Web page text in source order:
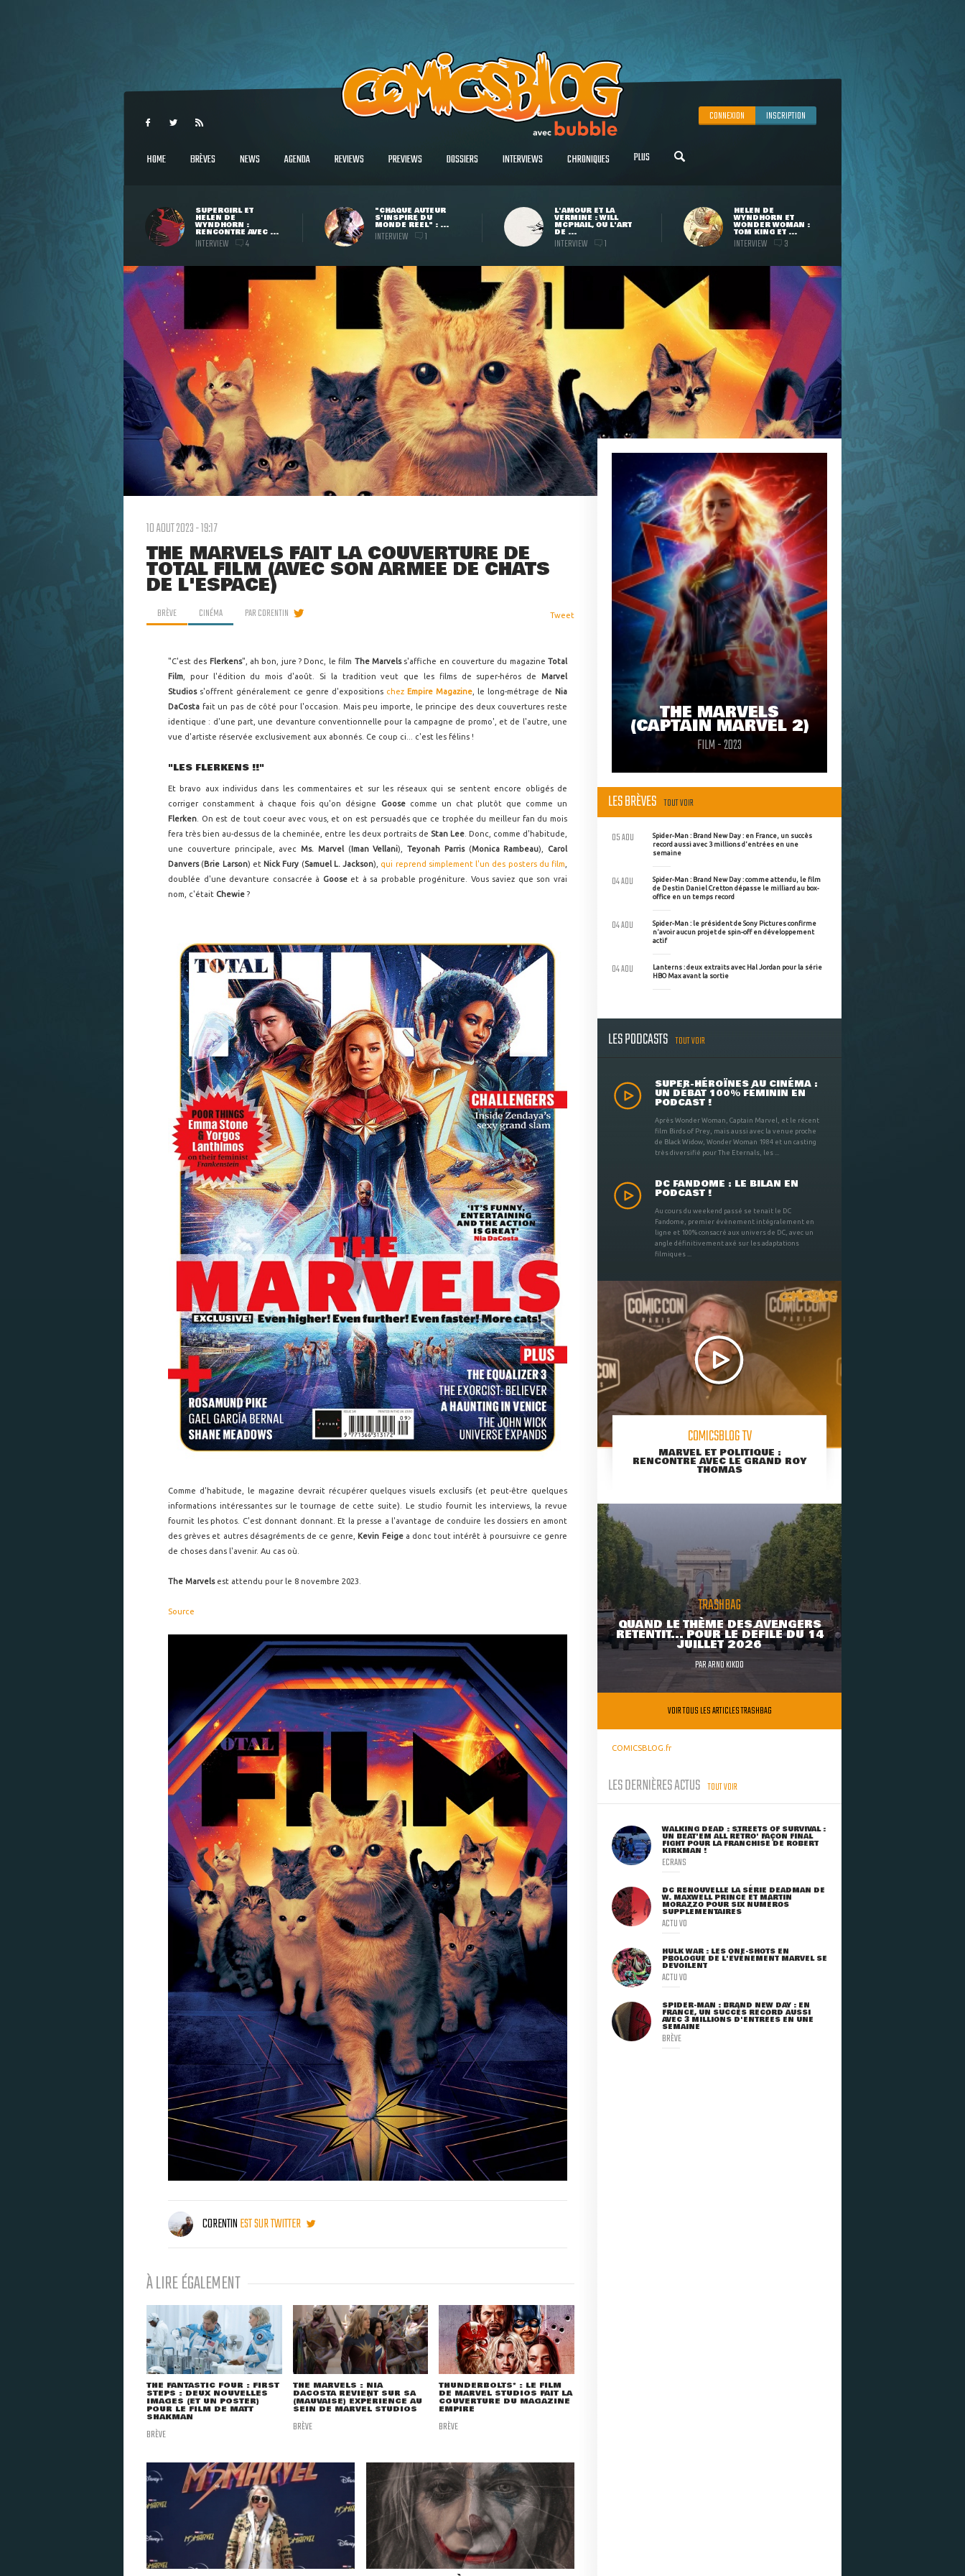
CONNEXION INSCRIPTION
HOME BRÈVES NEWS AGENDA REVIEWS PREVIEWS DOSSIERS INTERVIEWS CHRONIQUES PLUS
SUPERGIRL ET
HELEN DE
WYNDHORN :
RENCONTRE AVEC ...
INTERVIEW 4
"CHAQUE AUTEUR
S'INSPIRE DU
MONDE RÉEL" : ...
INTERVIEW 1
L'AMOUR ET LA
VERMINE : WILL
MCPHAIL, OU L'ART
DE ...
INTERVIEW 1
HELEN DE
WYNDHORN ET
WONDER WOMAN :
TOM KING ET ...
INTERVIEW 3
10 AOUT 2023 - 19:17
THE MARVELS FAIT LA COUVERTURE DE
TOTAL FILM (AVEC SON ARMÉE DE CHATS
DE L'ESPACE)
BRÈVE CINÉMA PARCORENTIN Tweet
"C'est des Flerkens", ah bon, jure ? Donc, le film The Marvelss'affiche en couverture du magazineTotal
Film , pour l'édition du mois d'août. Si la tradition veut que les films de super-héros de Marvel
Studioss'offrent généralement ce genre d'expositions chez Empire Magazine , le long-métrage de Nia
DaCosta fait un pas de côté pour l'occasion. Mais peu importe, le principe des deux couvertures reste
identique : d'une part, une devanture conventionnelle pour la campagne de promo', et de l'autre, une
vue d'artiste réservée exclusivement aux abonnés. Ce coup ci... c'est les félins !
"LES FLERKENS !!"
Et bravo aux individus dans les commentaires et sur les réseaux qui se sentent encore obligés de
corriger constamment à chaque fois qu'on désigne
Goosecomme un chat plutôt que comme un
Flerken . On est de tout coeur avec vous, et on est persuadés que ce trophée du meilleur fan du mois
fera très bien au-dessus de la cheminée, entre les deux portraits de Stan Lee. Donc, comme d'habitude,
une couverture principale, avec Ms. Marvel(Iman Vellani), Teyonah Parris(Monica Rambeau), Carol
Danvers (Brie Larson) et Nick Fury (Samuel L. Jackson), qui reprend simplement l'un des posters du film
doublée d'une devanture consacrée à Gooseet à sa probable progéniture. Vous saviez que son vrai
nom, c'était Chewie ?
Comme d'habitude, le magazine devrait récupérer quelques visuels exclusifs (et peut-être quelques
informations intéressantes sur le tournage de cette suite). Le studio fournit les interviews, la revue
fournit les photos. C'est donnant donnant. Et la presse a l'avantage de conduire les dossiers en amont
des grèves et autres désagréments de ce genre, Kevin Feigea donc tout intérêt à poursuivre ce genre
de choses dans l'avenir. Au cas où.
The Marvelsest attendu pour le 8 novembre 2023.
Source
CORENTINEST SUR TWITTER
À LIRE ÉGALEMENT
THE FANTASTIC FOUR : FIRST
STEPS : DEUX NOUVELLES
IMAGES (ET UN POSTER)
POUR LE FILM DE MATT
SHAKMAN
BRÈVE
THE MARVELS : NIA
DACOSTA REVIENT SUR SA
(MAUVAISE) EXPÉRIENCE AU
SEIN DE MARVEL STUDIOS
BRÈVE
THUNDERBOLTS* : LE FILM
DE MARVEL STUDIOS FAIT LA
COUVERTURE DU MAGAZINE
EMPIRE
BRÈVE
THE MARVELS
(CAPTAIN MARVEL 2)
FILM - 2023
LES BRÈVES TOUT VOIR
Spider-Man : Brand New Day : en France, un succès
record aussi avec 3 millions d'entrées en une
semaine
05 AOU
Spider-Man : Brand New Day : comme attendu, le film
de Destin Daniel Cretton dépasse le milliard au box-
office en un temps record
04 AOU
Spider-Man : le président de Sony Pictures confirme
n'avoir aucun projet de spin-off en développement
actif
04 AOU
Lanterns : deux extraits avec Hal Jordan pour la série
HBO Max avant la sortie
04 AOU
LES PODCASTS TOUT VOIR
SUPER-HÉROÏNES AU CINÉMA :
UN DÉBAT 100% FÉMININ EN
PODCAST !
Après Wonder Woman, Captain Marvel, et le récent
film Birds of Prey, mais aussi avec la venue proche
de Black Widow, Wonder Woman 1984 et un casting
très diversifié pour The Eternals, les ...
DC FANDOME : LE BILAN EN
PODCAST !
Au cours du weekend passé se tenait le DC
Fandome, premier évènement intégralement en
ligne et 100% consacré aux univers de DC, avec un
angle définitivement axé sur les adaptations
filmiques ...
COMICSBLOG TV
MARVEL ET POLITIQUE :
RENCONTRE AVEC LE GRAND ROY
THOMAS
TRASHBAG
QUAND LE THÈME DES AVENGERS
RETENTIT... POUR LE DÉFILÉ DU 14
JUILLET 2026
PARARNO KIKOO
VOIR TOUS LES ARTICLES TRASHBAG
COMICSBLOG.fr
LES DERNIÈRES ACTUS TOUT VOIR
WALKING DEAD : STREETS OF SURVIVAL :
UN BEAT'EM ALL RÉTRO' FAÇON FINAL
FIGHT POUR LA FRANCHISE DE ROBERT
KIRKMAN !
ECRANS
DC RENOUVELLE LA SÉRIE DEADMAN DE
W. MAXWELL PRINCE ET MARTIN
MORAZZO POUR SIX NUMÉROS
SUPPLÉMENTAIRES
ACTU VO
HULK WAR : LES ONE-SHOTS EN
PROLOGUE DE L'ÉVÈNEMENT MARVEL SE
DÉVOILENT
ACTU VO
SPIDER-MAN : BRAND NEW DAY : EN
FRANCE, UN SUCCÈS RECORD AUSSI
AVEC 3 MILLIONS D'ENTRÉES EN UNE
SEMAINE
BRÈVE